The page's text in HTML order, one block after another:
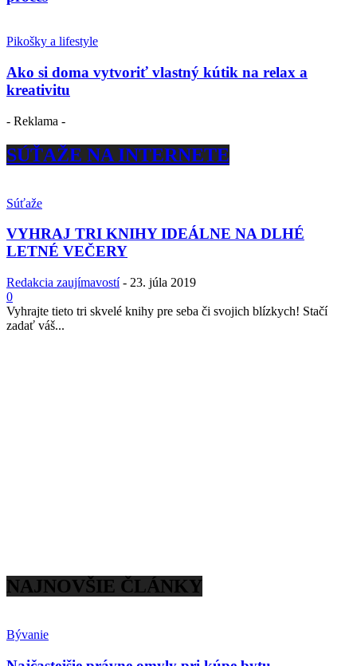
Pikošky a lifestyle
Ako si doma vytvoriť vlastný kútik na relax a
kreativitu
- Reklama -
SÚŤAŽE NA INTERNETE
Súťaže
VYHRAJ TRI KNIHY IDEÁLNE NA DLHÉ
LETNÉ VEČERY
Redakcia zaujímavostí - 23. júla 2019
0
Vyhrajte tieto tri skvelé knihy pre seba či svojich blízkych! Stačí
zadať váš...
NAJNOVŠIE ČLÁNKY
Bývanie